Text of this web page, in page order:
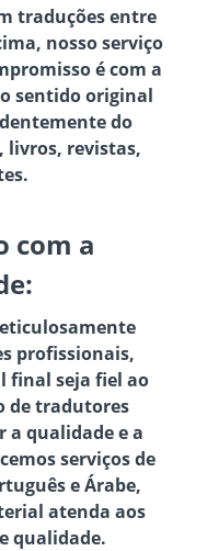
traduções entre
nosso serviço
é com a
sentido original
do
livros, revistas,
com a
profissionais,
final seja fiel ao
de tradutores
qualidade e a
serviços de
e Árabe,
atenda aos
qualidade.